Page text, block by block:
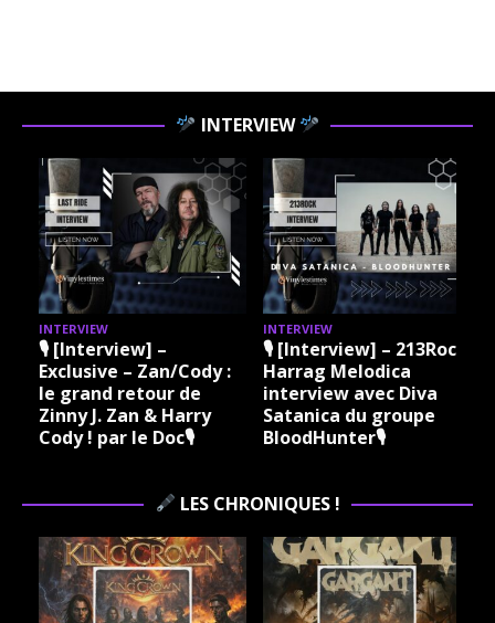
INTERVIEW
INTERVIEW
🎙 [Interview] –
Exclusive – Zan/Cody :
le grand retour de
Zinny J. Zan & Harry
Cody ! par le Doc🎙
INTERVIEW
🎙 [Interview] – 213Rock
Harrag Melodica
interview avec Diva
Satanica du groupe
BloodHunter🎙
LES CHRONIQUES !